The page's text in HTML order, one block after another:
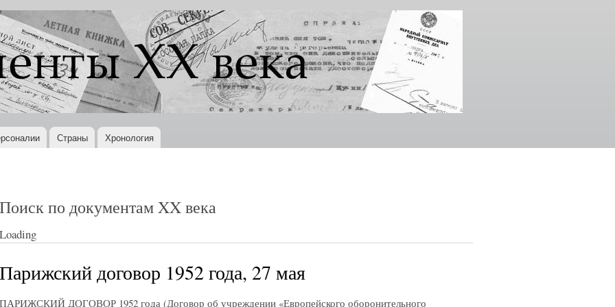
Перейти к
основному
содержанию
Страны Хронология
Поиск по документам XX века
Loading
Парижский договор 1952 года, 27 мая
ПАРИЖСКИЙ ДОГОВОР 1952 года (Договор об учреждении «Европейского оборонительного